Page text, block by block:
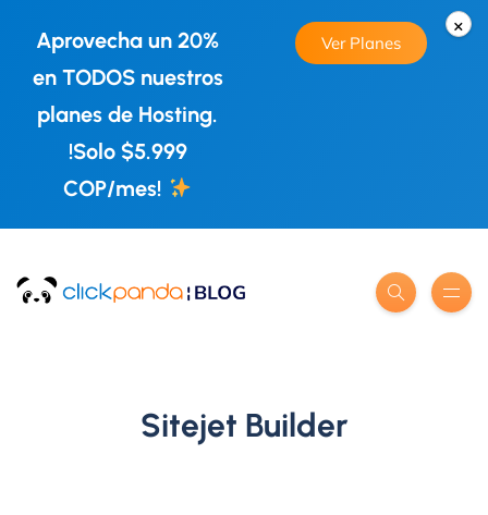
×
Aprovecha un 20%
en TODOS nuestros
planes de Hosting.
!Solo $5.999
COP/mes!
Ver Planes
Sitejet Builder